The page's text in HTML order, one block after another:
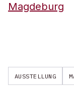
Magdeburg
AUSSTELLUNG